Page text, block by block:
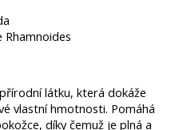
látku, která dokáže
vlastní hmotnosti. Pomáhá
díky čemuž je plná a